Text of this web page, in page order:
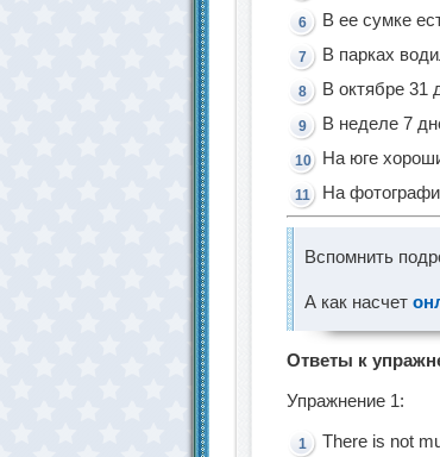
В ее сумке
В парках
В октябре 31
В неделе 7
На юге
На
Вспомнить
А как насчет
Ответы к
Упражнение 1:
There is not